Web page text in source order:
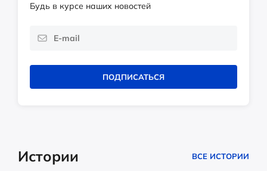
Будь в курсе наших новостей
ПОДПИСАТЬСЯ
Истории ВСЕ ИСТОРИИ